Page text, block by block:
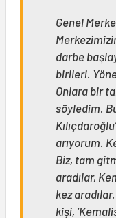
Genel
darbe
birileri.
Onlara bir
söyledim.
arıyorum.
Biz, tam
aradılar,
kez
kişi,